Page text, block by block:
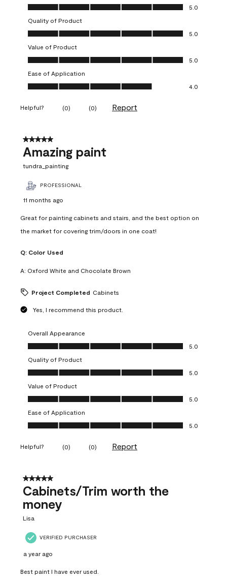
Overall Appearance, 5.0 out of 5
5.0
Quality of Product
Quality of Product, 5.0 out of 5
5.0
Value of Product
Value of Product, 5.0 out of 5
5.0
Ease of Application
Ease of Application, 4.0 out of 5
4.0
Helpful? (0) (0) Report
5 out of 5 stars.
Amazing paint
tundra_painting
PROFESSIONAL
11 months ago
Great for painting cabinets and stairs, and the best option on
the market for covering trim/doors in one coat!
Q: Color Used
A: Oxford White and Chocolate Brown
Project Completed Cabinets
Yes, I recommend this product.
Overall Appearance
Overall Appearance, 5.0 out of 5
5.0
Quality of Product
Quality of Product, 5.0 out of 5
5.0
Value of Product
Value of Product, 5.0 out of 5
5.0
Ease of Application
Ease of Application, 5.0 out of 5
5.0
Helpful? (0) (0) Report
5 out of 5 stars.
Cabinets/Trim worth the
money
Lisa
VERIFIED PURCHASER
a year ago
Best paint I have ever used.